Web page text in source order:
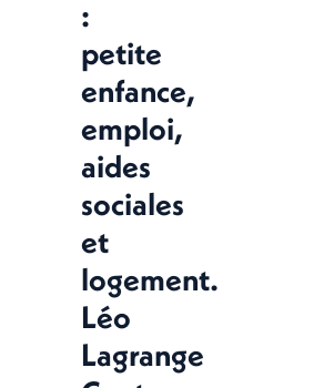
:
petite
enfance,
emploi,
aides
sociales
et
logement.
Léo
Lagrange